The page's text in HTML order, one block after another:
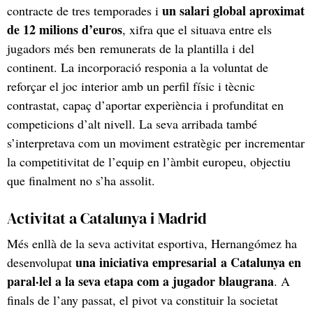
contracte de tres temporades i un salari global aproximat
de 12 milions d’euros, xifra que el situava entre els
jugadors més ben remunerats de la plantilla i del
continent. La incorporació responia a la voluntat de
reforçar el joc interior amb un perfil físic i tècnic
contrastat, capaç d’aportar experiència i profunditat en
competicions d’alt nivell. La seva arribada també
s’interpretava com un moviment estratègic per incrementar
la competitivitat de l’equip en l’àmbit europeu, objectiu
que finalment no s’ha assolit.
Activitat a Catalunya i Madrid
Més enllà de la seva activitat esportiva, Hernangómez ha
desenvolupat una iniciativa empresarial a Catalunya en
paral·lel a la seva etapa com a jugador blaugrana. A
finals de l’any passat, el pivot va constituir la societat